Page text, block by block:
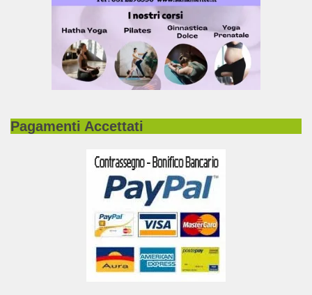
Pagamenti Accettati